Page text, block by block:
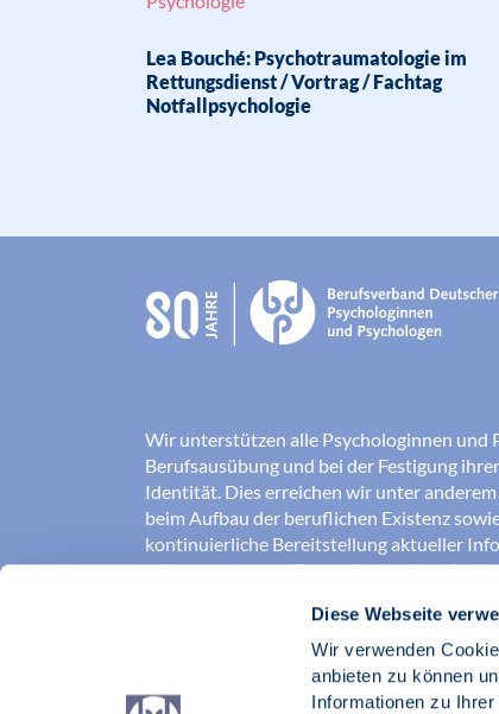
Diese Webseite
Wir verwenden
anbieten zu können
Informationen zu
Lea Bouché: Psychotraumatologie im
Rettungsdienst / Vortrag / Fachtag
Notfallpsychologie
Wir unterstützen alle Psychologinnen und
Berufsausübung und bei der Festigung
Identität. Dies erreichen wir unter
beim Aufbau der beruflichen Existenz
kontinuierliche Bereitstellung aktueller
Wissenschaft und Praxis für den
Wir erschließen und sichern Berufsfelder
Erkenntnisse der Psychologie kompetent
umgesetzt werden. Darüber hinaus
Psychologinnen und Psychologen in der